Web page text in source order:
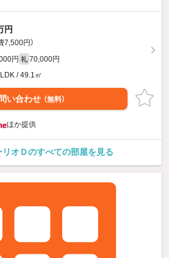
円
7,500円）
円 礼 70,000円
/ 49.1㎡
い合わせ （無料）
ほか提供
オＤのすべての部屋を見る